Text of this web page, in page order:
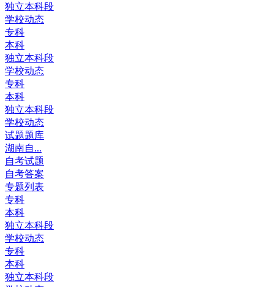
独立本科段
学校动态
专科
本科
独立本科段
学校动态
专科
本科
独立本科段
学校动态
试题题库
湖南自...
自考试题
自考答案
专题列表
专科
本科
独立本科段
学校动态
专科
本科
独立本科段